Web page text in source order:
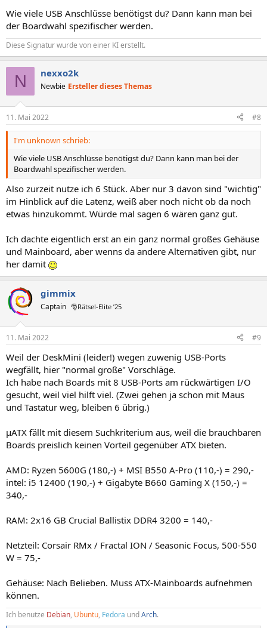
Wie viele USB Anschlüsse benötigst du? Dann kann man bei
der Boardwahl spezifischer werden.
Diese Signatur wurde von einer KI erstellt.
N nexxo2k
Newbie Ersteller dieses Themas
11. Mai 2022 #8
I'm unknown schrieb:
Wie viele USB Anschlüsse benötigst du? Dann kann man bei der
Boardwahl spezifischer werden.
Also zurzeit nutze ich 6 Stück. Aber nur 3 davon sind "wichtig"
im Hinblick auf die Latenz, weiß aber noch nicht ob da noch
etwas hinzukommt. Würde mal sagen 6 wären ganz gut.
Ich dachte eigentlich erst an ein ganz normal großes Gehäuse
und Mainboard, aber wenns da andere Alternativen gibt, nur
her damit
gimmix
Captain 🎅Rätsel-Elite ’25
11. Mai 2022 #9
Weil der DeskMini (leider!) wegen zuwenig USB-Ports
wegfällt, hier "normal große" Vorschläge.
Ich habe nach Boards mit 8 USB-Ports am rückwärtigen I/O
gesucht, weil viel hilft viel. (Zwei gehen ja schon mit Maus
und Tastatur weg, bleiben 6 übrig.)
µATX fällt mit diesem Suchkriterium aus, weil die brauchbaren
Boards preislich keinen Vorteil gegenüber ATX bieten.
AMD: Ryzen 5600G (180,-) + MSI B550 A-Pro (110,-) = 290,-
intel: i5 12400 (190,-) + Gigabyte B660 Gaming X (150,-) =
340,-
RAM: 2x16 GB Crucial Ballistix DDR4 3200 = 140,-
Netzteil: Corsair RMx / Fractal ION / Seasonic Focus, 500-550
W = 75,-
Gehäuse: Nach Belieben. Muss ATX-Mainboards aufnehmen
können.
Ich benutze Debian, Ubuntu, Fedora undArch.